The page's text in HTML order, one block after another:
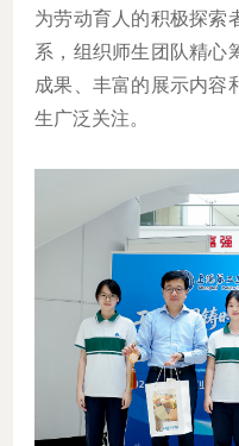
为劳动育人的积极探索
系，组织师生团队精心
成果、丰富的展示内容
生广泛关注。